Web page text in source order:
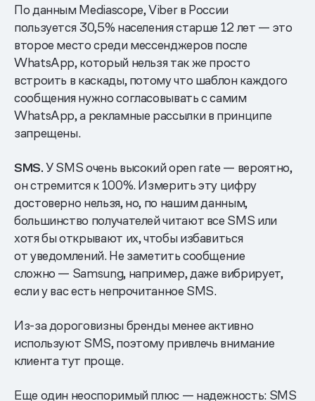
По данным Mediascope, Viber в России
пользуется 30,5% населения старше 12 лет — это
второе место среди мессенджеров после
WhatsApp, который нельзя так же просто
встроить в каскады, потому что шаблон каждого
сообщения нужно согласовывать с самим
WhatsApp, а рекламные рассылки в принципе
запрещены.
SMS.У SMS очень высокий open rate — вероятно,
он стремится к 100%. Измерить эту цифру
достоверно нельзя, но, по нашим данным,
большинство получателей читают все SMS или
хотя бы открывают их, чтобы избавиться
от уведомлений. Не заметить сообщение
сложно — Samsung, например, даже вибрирует,
если у вас есть непрочитанное SMS.
Из-за дороговизны бренды менее активно
используют SMS, поэтому привлечь внимание
клиента тут проще.
Еще один неоспоримый плюс — надежность: SMS